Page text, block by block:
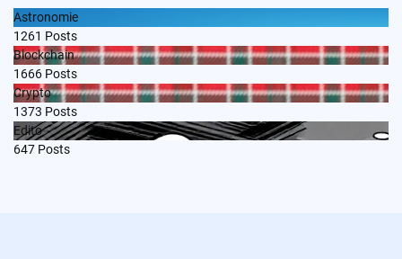
Astronomie
1261 Posts
Blockchain
1666 Posts
Crypto
1373 Posts
Edito
647 Posts